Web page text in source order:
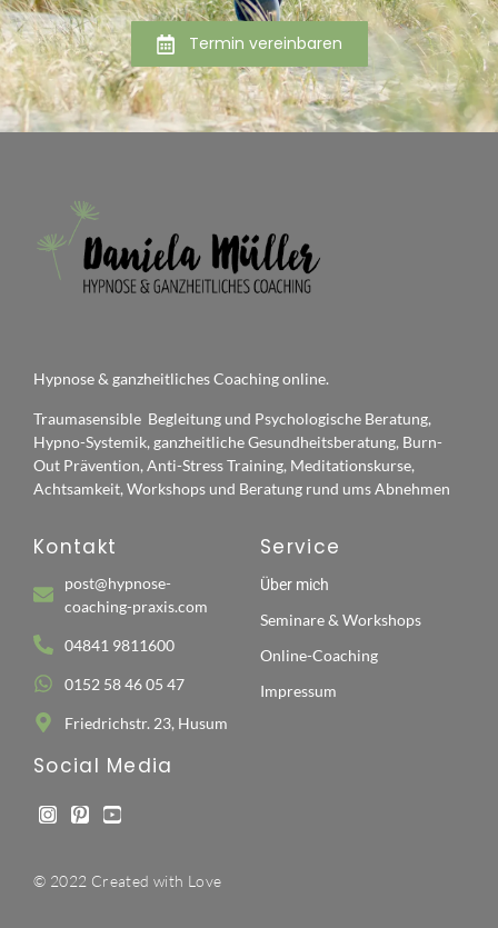
Termin vereinbaren
Hypnose & ganzheitliches Coaching online.
Traumasensible Begleitung und Psychologische Beratung,
Hypno-Systemik, ganzheitliche Gesundheitsberatung, Burn-
Out Prävention, Anti-Stress Training, Meditationskurse,
Achtsamkeit, Workshops und Beratung rund ums Abnehmen
Kontakt
post@hypnose-
coaching-praxis.com
04841 9811600
0152 58 46 05 47
Friedrichstr. 23, Husum
Service
Über mich
Seminare & Workshops
Online-Coaching
Impressum
Social Media
© 2022 Created with Love